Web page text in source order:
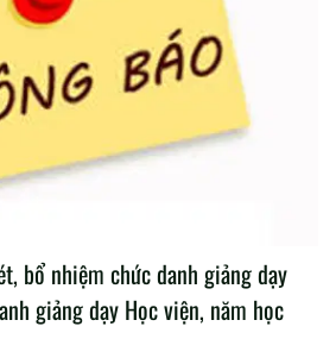
bổ nhiệm chức danh giảng dạy
giảng dạy Học viện, năm học